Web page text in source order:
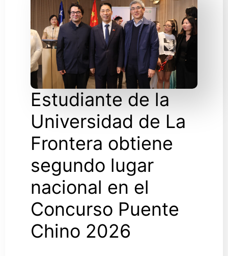
Estudiante de la
Universidad de La
Frontera obtiene
segundo lugar
nacional en el
Concurso Puente
Chino 2026